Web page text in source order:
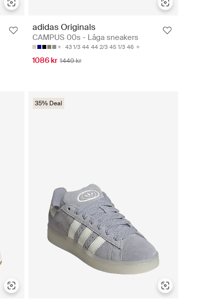
adidas Originals
CAMPUS 00s - Låga sneakers
43 1/3 44 44 2/3 45 1/3 46
1086 kr 1449 kr
35% Deal